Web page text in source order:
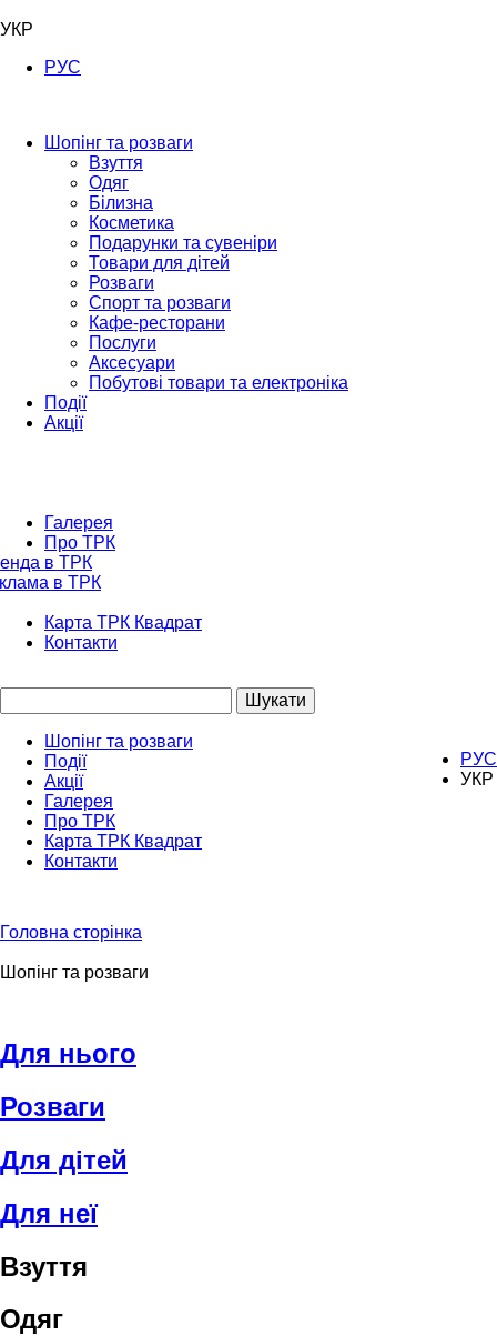
УКР
РУС
Шопінг та розваги
Взуття
Одяг
Білизна
Косметика
Подарунки та сувеніри
Товари для дітей
Розваги
Спорт та розваги
Кафе-ресторани
Послуги
Аксесуари
Побутові товари та електроніка
Події
Акції
Галерея
Про ТРК
в ТРК
в ТРК
Карта ТРК Квадрат
Контакти
Шукати
РУС
УКР
Шопінг та розваги
Події
Акції
Галерея
Про ТРК
Карта ТРК Квадрат
Контакти
Головна сторінка
Шопінг та розваги
Для нього
Розваги
Для дітей
Для неї
Взуття
Одяг